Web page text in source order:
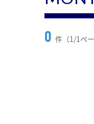
0 件（1/1ペー